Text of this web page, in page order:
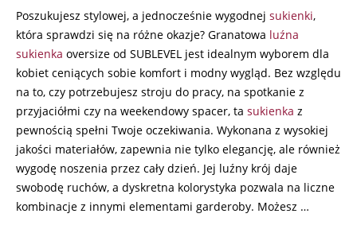
Poszukujesz stylowej, a jednocześnie wygodnej sukienki,
która sprawdzi się na różne okazje? Granatowa luźna
sukienka oversize od SUBLEVEL jest idealnym wyborem dla
kobiet ceniących sobie komfort i modny wygląd. Bez względu
na to, czy potrzebujesz stroju do pracy, na spotkanie z
przyjaciółmi czy na weekendowy spacer, ta sukienka z
pewnością spełni Twoje oczekiwania. Wykonana z wysokiej
jakości materiałów, zapewnia nie tylko elegancję, ale również
wygodę noszenia przez cały dzień. Jej luźny krój daje
swobodę ruchów, a dyskretna kolorystyka pozwala na liczne
kombinacje z innymi elementami garderoby. Możesz …